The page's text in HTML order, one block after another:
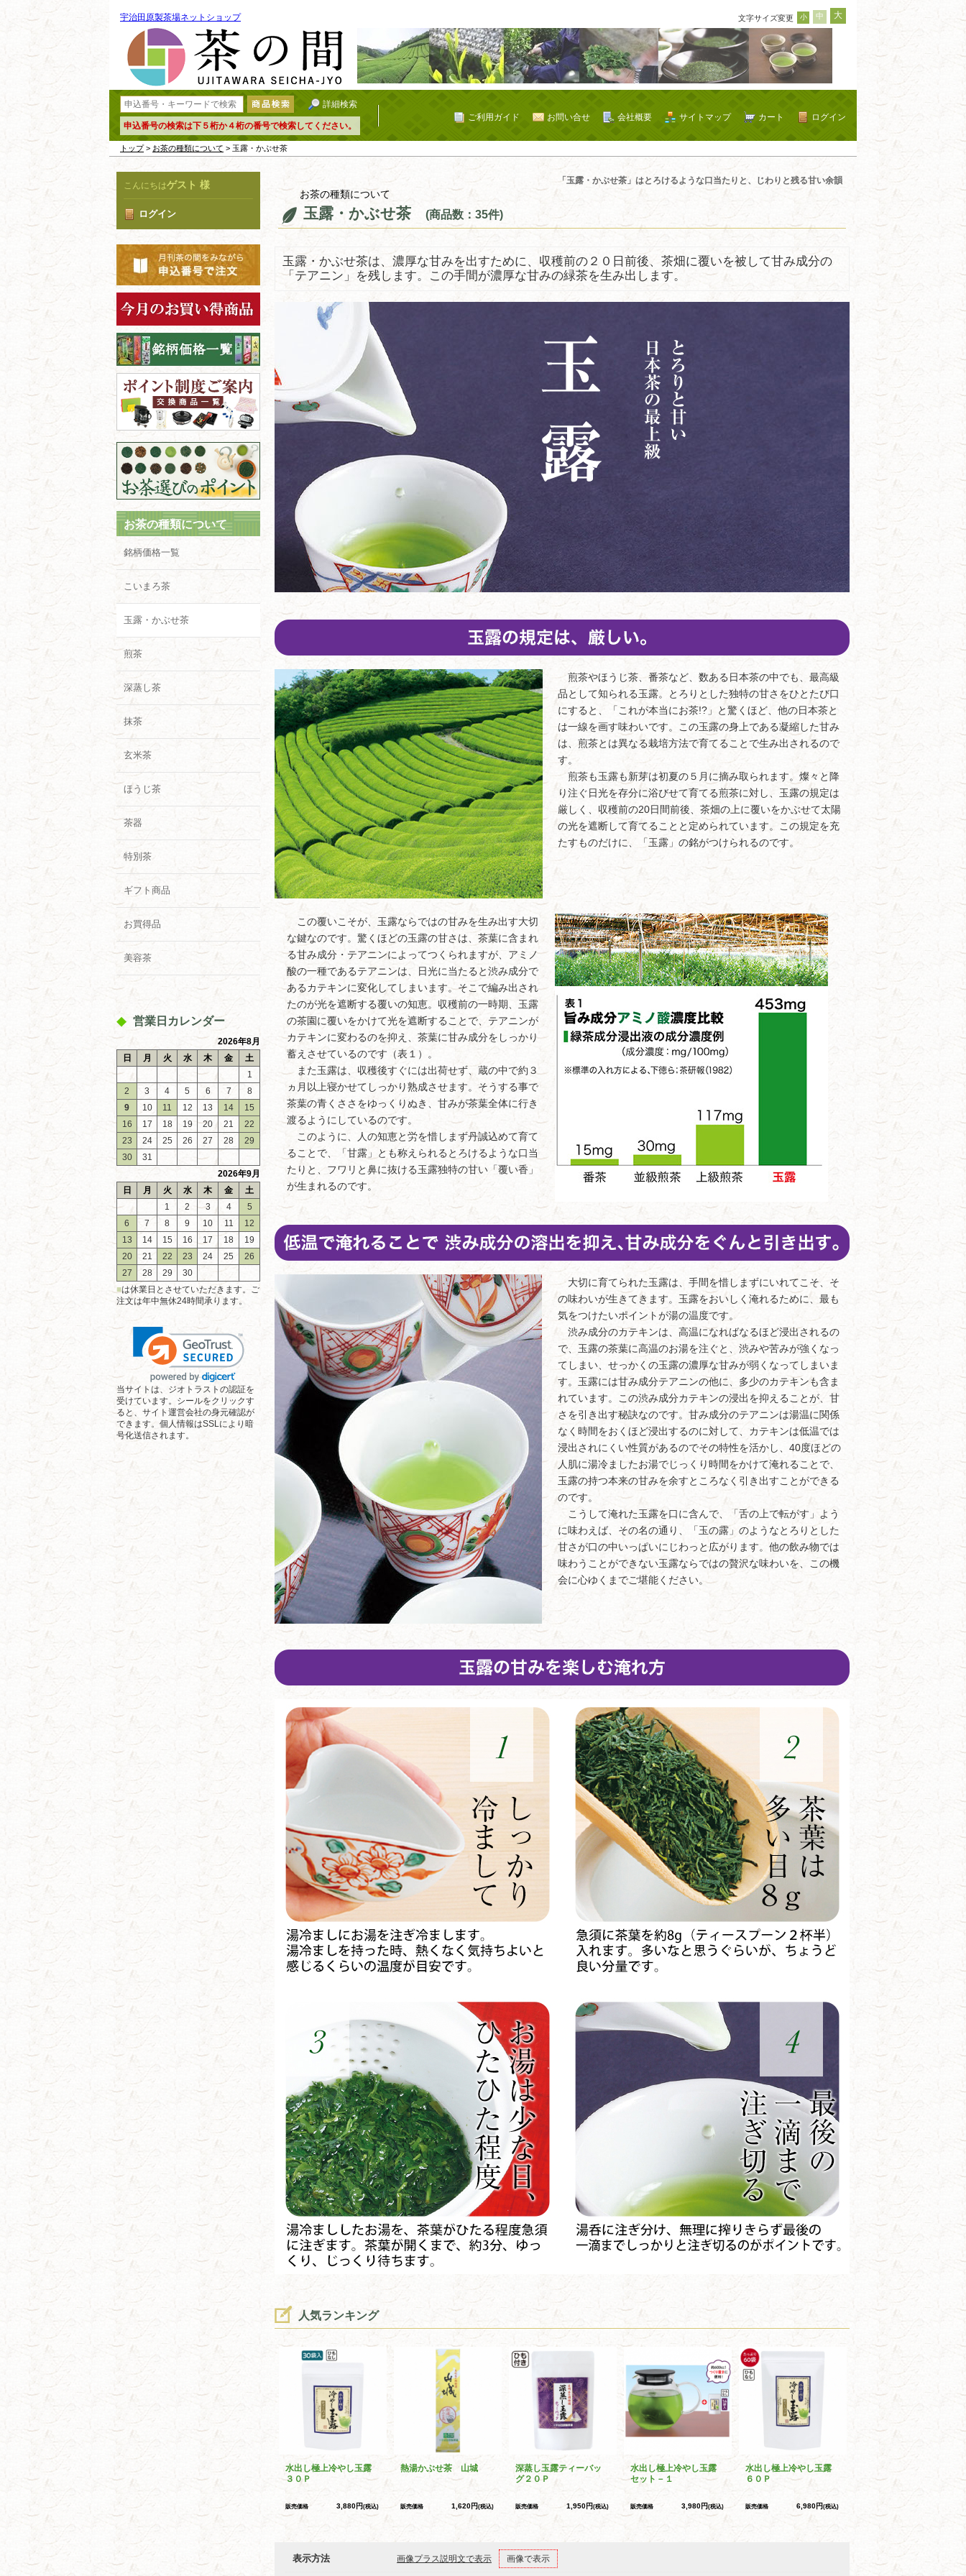
宇治田原製茶場ネットショップ 文字サイズ変更 小 中 大
詳細検索
申込番号の検索は下５桁か４桁の番号で検索してください。
ログイン
カート
サイトマップ
会社概要
お問い合せ
ご利用ガイド
トップ> お茶の種類について > 玉露・かぶせ茶
こんにちはゲスト 様
ログイン
お茶の種類について
銘柄価格一覧
こいまろ茶
玉露・かぶせ茶
煎茶
深蒸し茶
抹茶
玄米茶
ほうじ茶
茶器
特別茶
ギフト商品
お買得品
美容茶
営業日カレンダー
2026年8月
日
月 火 水 木 金
土
1
2
3 4 5 6 7
8
9
10 11 12 13 14
15
16
17 18 19 20 21
22
23
24 25 26 27 28
29
30
31
2026年9月
日
月 火 水 木 金
土
1
2 3 4
5
6
7 8 9 10 11
12
13
14 15 16 17 18
19
20
21 22 23 24 25
26
27
28 29
30
■は休業日とさせていただきます。ご
注文は年中無休24時間承ります。
当サイトは、ジオトラストの認証を
受けています。シールをクリックす
ると、サイト運営会社の身元確認が
できます。個人情報はSSLにより暗
号化送信されます。
「玉露・かぶせ茶」はとろけるような口当たりと、じわりと残る甘い余韻
お茶の種類について
玉露・かぶせ茶 (商品数：35件)
玉露・かぶせ茶は、濃厚な甘みを出すために、収穫前の２０日前後、茶畑に覆いを被して甘み成分の
「テアニン」を残します。この手間が濃厚な甘みの緑茶を生み出します。
煎茶やほうじ茶、番茶など、数ある日本茶の中でも、最高級
品として知られる玉露。とろりとした独特の甘さをひとたび口
にすると、「これが本当にお茶!?」と驚くほど、他の日本茶と
は一線を画す味わいです。この玉露の身上である凝縮した甘み
は、煎茶とは異なる栽培方法で育てることで生み出されるので
す。
煎茶も玉露も新芽は初夏の５月に摘み取られます。燦々と降
り注ぐ日光を存分に浴びせて育てる煎茶に対し、玉露の規定は
厳しく、収穫前の20日間前後、茶畑の上に覆いをかぶせて太陽
の光を遮断して育てることと定められています。この規定を充
たすものだけに、「玉露」の銘がつけられるのです。
この覆いこそが、玉露ならではの甘みを生み出す大切
な鍵なのです。驚くほどの玉露の甘さは、茶葉に含まれ
る甘み成分・テアニンによってつくられますが、アミノ
酸の一種であるテアニンは、日光に当たると渋み成分で
あるカテキンに変化してしまいます。そこで編み出され
たのが光を遮断する覆いの知恵。収穫前の一時期、玉露
の茶園に覆いをかけて光を遮断することで、テアニンが
カテキンに変わるのを抑え、茶葉に甘み成分をしっかり
蓄えさせているのです（表１）。
また玉露は、収穫後すぐには出荷せず、蔵の中で約３
ヵ月以上寝かせてしっかり熟成させます。そうする事で
茶葉の青くささをゆっくりぬき、甘みが茶葉全体に行き
渡るようにしているのです。
このように、人の知恵と労を惜しまず丹誠込めて育て
ることで、「甘露」とも称えられるとろけるような口当
たりと、フワリと鼻に抜ける玉露独特の甘い「覆い香」
が生まれるのです。
大切に育てられた玉露は、手間を惜しまずにいれてこそ、そ
の味わいが生きてきます。玉露をおいしく淹れるために、最も
気をつけたいポイントが湯の温度です。
渋み成分のカテキンは、高温になればなるほど浸出されるの
で、玉露の茶葉に高温のお湯を注ぐと、渋みや苦みが強くなっ
てしまい、せっかくの玉露の濃厚な甘みが弱くなってしまいま
す。玉露には甘み成分テアニンの他に、多少のカテキンも含ま
れています。この渋み成分カテキンの浸出を抑えることが、甘
さを引き出す秘訣なのです。甘み成分のテアニンは湯温に関係
なく時間をおくほど浸出するのに対して、カテキンは低温では
浸出されにくい性質があるのでその特性を活かし、40度ほどの
人肌に湯冷ましたお湯でじっくり時間をかけて淹れることで、
玉露の持つ本来の甘みを余すところなく引き出すことができる
のです。
こうして淹れた玉露を口に含んで、「舌の上で転がす」よう
に味わえば、その名の通り、「玉の露」のようなとろりとした
甘さが口の中いっぱいにじわっと広がります。他の飲み物では
味わうことができない玉露ならではの贅沢な味わいを、この機
会に心ゆくまでご堪能ください。
人気ランキング
水出し極上冷やし玉露
３０Ｐ
販売価格 3,880円(税込)
熱湯かぶせ茶 山城
販売価格 1,620円(税込)
深蒸し玉露ティーバッ
グ２０Ｐ
販売価格 1,950円(税込)
水出し極上冷やし玉露
セット－１
販売価格 3,980円(税込)
水出し極上冷やし玉露
６０Ｐ
販売価格 6,980円(税込)
表示方法 画像プラス説明文で表示 画像で表示